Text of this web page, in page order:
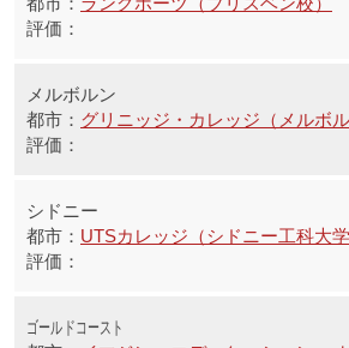
メルボルン
グリニッジ・カレッジ（メルボル
シドニー
UTSカレッジ（シドニー工科大学
ゴールドコースト